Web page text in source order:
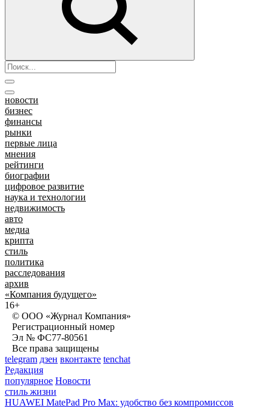
новости
бизнес
финансы
рынки
первые лица
мнения
рейтинги
биографии
цифровое развитие
наука и технологии
недвижимость
авто
медиа
крипта
стиль
политика
расследования
архив
«Компания будущего»
16+
© ООО «Журнал Компания»
Регистрационный номер
Эл № ФС77-80561
Все права защищены
telegram дзен вконтакте tenchat
Редакция
популярное Новости
стиль жизни
HUAWEI MatePad Pro Max: удобство без компромиссов